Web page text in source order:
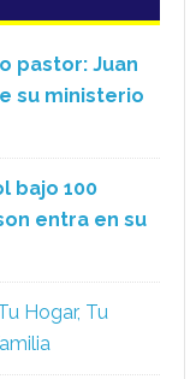
pastor: Juan
su ministerio
bajo 100
entra en su
Hogar, Tu